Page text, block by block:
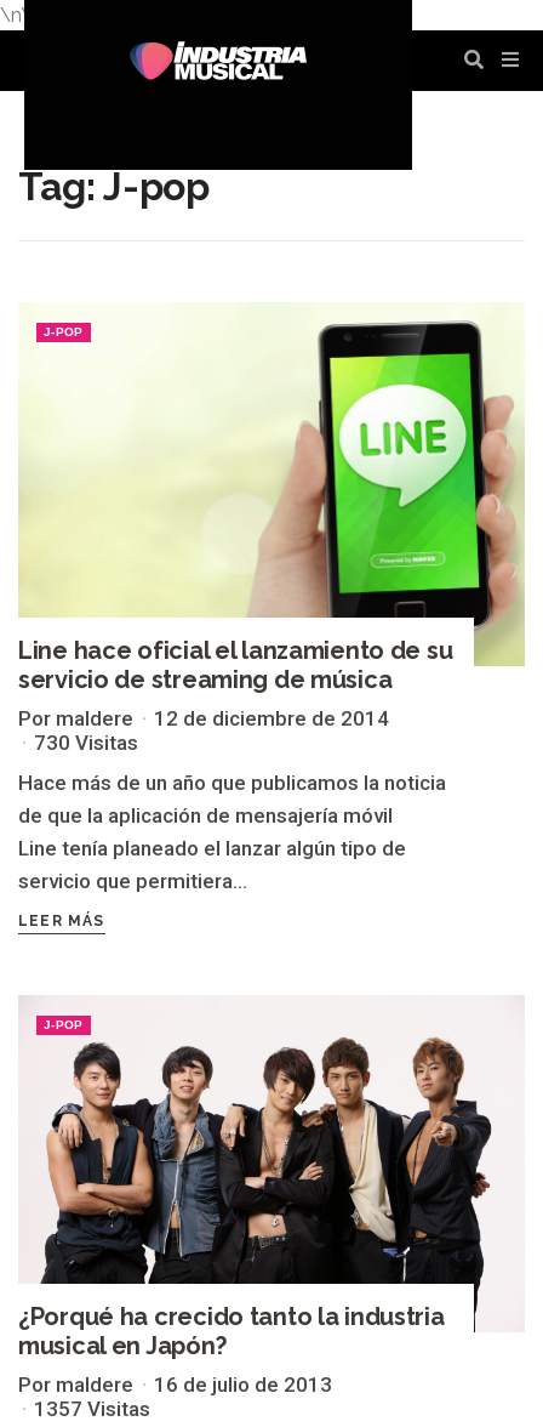
\n\n
Tag: J-pop
J-POP
Line hace oficial el lanzamiento de su
servicio de streaming de música
Por maldere
12 de diciembre de 2014
730 Visitas
Hace más de un año que publicamos la noticia
de que la aplicación de mensajería móvil
Line tenía planeado el lanzar algún tipo de
servicio que permitiera...
LEER MÁS
J-POP
¿Porqué ha crecido tanto la industria
musical en Japón?
Por maldere
16 de julio de 2013
1357 Visitas